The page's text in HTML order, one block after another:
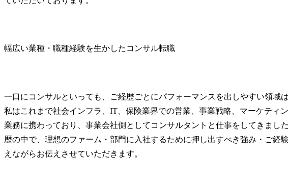
幅広い業種・職種経験を生かしたコンサル転職
一口にコンサルといっても、ご経歴ごとにパフォーマンスを出しやすい領域は
私はこれまで社会インフラ、IT、保険業界での営業、事業戦略、マーケティ
業務に携わっており、事業会社側としてコンサルタントと仕事をしてきまし
歴の中で、理想のファーム・部門に入社するために押し出すべき強み・ご経
えながらお伝えさせていただきます。